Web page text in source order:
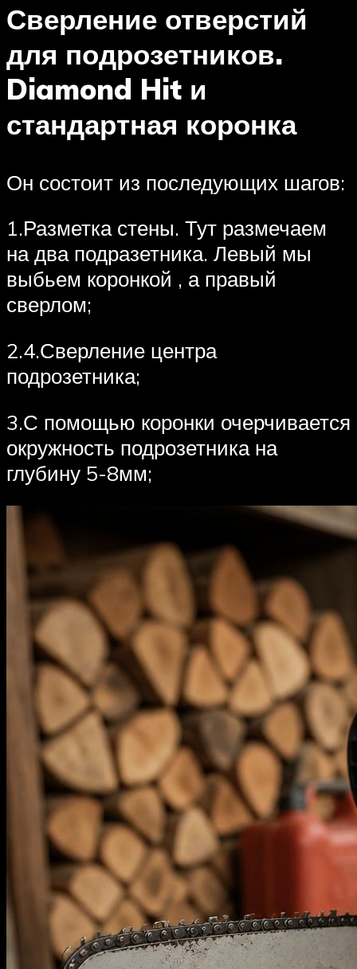
Сверление отверстий
для подрозетников.
Diamond Hit и
стандартная коронка
Он состоит из последующих шагов:
1.Разметка стены. Тут размечаем
на два подразетника. Левый мы
выбьем коронкой , а правый
сверлом;
2.4.Сверление центра
подрозетника;
3.С помощью коронки очерчивается
окружность подрозетника на
глубину 5-8мм;